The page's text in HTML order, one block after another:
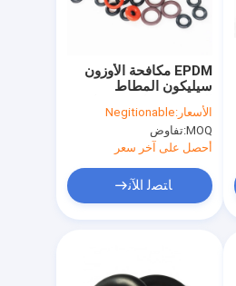
EPDM مكافحة الأوزون
سيليكون المطاط
الحلقات مقاومة درجات
الحرارة العالية
الأسعار:Negitionable
MOQ: تفاوض
أحصل على آخر سعر
ﺎﺘﺼﻟ ﺍﻶﻧ